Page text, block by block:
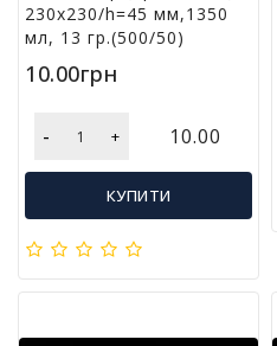
и
н
к
т
р
и
м
230х230/h=45 мм,1350
мл, 13 гр.(500/50)
10.00грн
- + 10.00
КУПИТИ